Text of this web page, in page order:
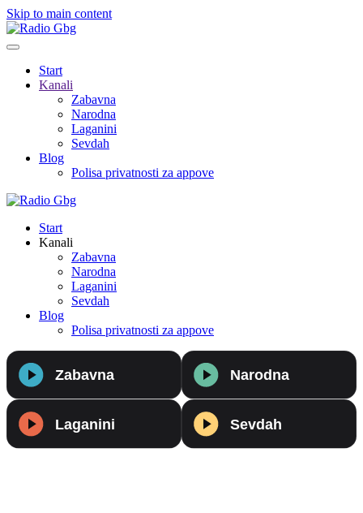
Skip to main content
Start
Kanali
Zabavna
Narodna
Laganini
Sevdah
Blog
Polisa privatnosti za appove
Start
Kanali
Zabavna
Narodna
Laganini
Sevdah
Blog
Polisa privatnosti za appove